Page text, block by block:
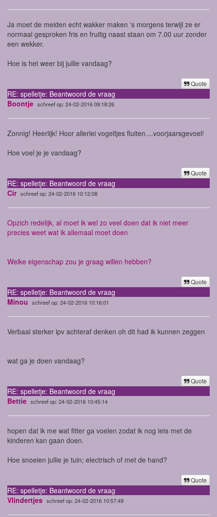
Ja moet de meiden echt wakker maken 's morgens terwijl ze er
normaal gesproken fris en fruitig naast staan om 7.00 uur zonder
een wekker.
Hoe is het weer bij jullie vandaag?
Quote
RE: spelletje: Beantwoord de vraag
Boontje schreef op: 24-02-2016 09:18:26
Zonnig! Heerlijk! Hoor allerlei vogeltjes fluiten....voorjaarsgevoel!
Hoe voel je je vandaag?
Quote
RE: spelletje: Beantwoord de vraag
Cir schreef op: 24-02-2016 10:12:08
Opzich redelijk, al moet ik wel zo veel doen dat ik niet meer
precies weet wat ik allemaal moet doen
Welke eigenschap zou je graag willen hebben?
Quote
RE: spelletje: Beantwoord de vraag
Minou schreef op: 24-02-2016 10:16:01
Verbaal sterker ipv achteraf denken oh dit had ik kunnen zeggen
wat ga je doen vandaag?
Quote
RE: spelletje: Beantwoord de vraag
Bettie schreef op: 24-02-2016 10:45:14
hopen dat ik me wat fitter ga voelen zodat ik nog iets met de
kinderen kan gaan doen.
Hoe snoeien jullie je tuin; electrisch of met de hand?
Quote
RE: spelletje: Beantwoord de vraag
Vlindertjes schreef op: 24-02-2016 10:57:49